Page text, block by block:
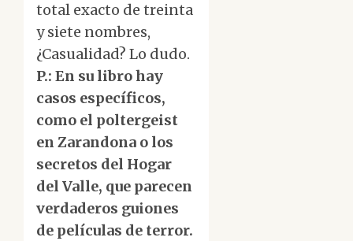
total exacto de treinta
y siete nombres,
¿Casualidad? Lo dudo.
P.: En su libro hay
casos específicos,
como el poltergeist
en Zarandona o los
secretos del Hogar
del Valle, que parecen
verdaderos guiones
de películas de terror.